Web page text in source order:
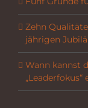
Zehn
jährigen
Wann kannst
„Leaderfokus“